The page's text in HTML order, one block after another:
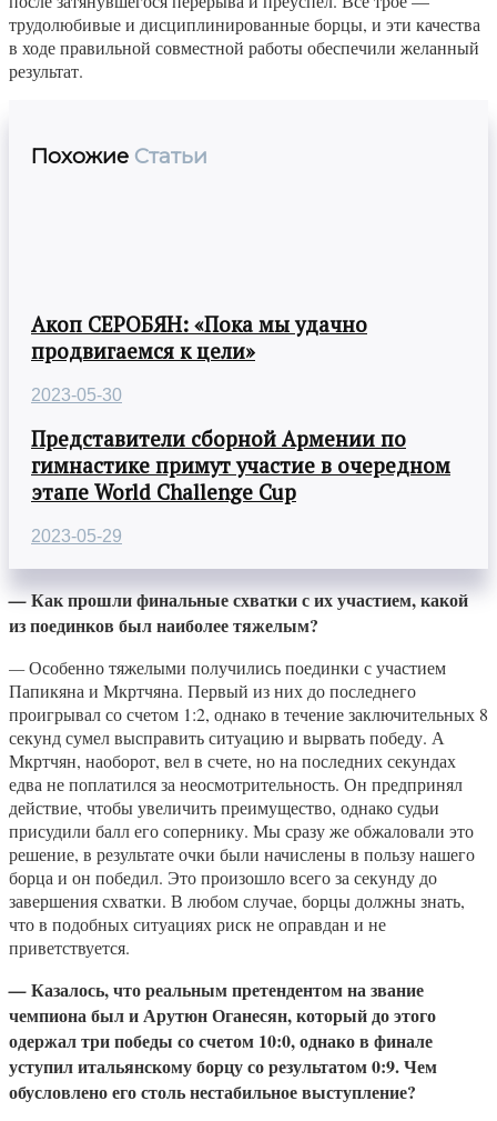
трудолюбивые и дисциплинированные борцы, и эти качества
в ходе правильной совместной работы обеспечили желанный
результат.
Похожие Статьи
Акоп СЕРОБЯН: «Пока мы удачно
продвигаемся к цели»
2023-05-30
Представители сборной Армении по
гимнастике примут участие в очередном
этапе World Challenge Cup
2023-05-29
—Как прошли финальные схватки с их участием, какой
из поединков был наиболее тяжелым?
—Особенно тяжелыми получились поединки с участием
Папикяна и Мкртчяна. Первый из них до последнего
проигрывал со счетом 1:2, однако в течение заключительных 8
секунд сумел высправить ситуацию и вырвать победу. А
Мкртчян, наоборот, вел в счете, но на последних секундах
едва не поплатился за неосмотрительность. Он предпринял
действие, чтобы увеличить преимущество, однако судьи
присудили балл его сопернику. Мы сразу же обжаловали это
решение, в результате очки были начислены в пользу нашего
борца и он победил. Это произошло всего за секунду до
завершения схватки. В любом случае, борцы должны знать,
что в подобных ситуациях риск не оправдан и не
приветствуется.
—Казалось, что реальным претендентом на звание
чемпиона был и Арутюн Оганесян, который до этого
одержал три победы со счетом 10:0, однако в финале
уступил итальянскому борцу со результатом 0:9. Чем
обусловлено его столь нестабильное выступление?